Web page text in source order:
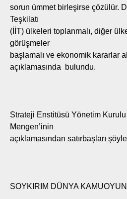
sorun ümmet birleşirse çözülür.
Teşkilatı
(İİT) ülkeleri toplanmalı, diğer
görüşmeler
başlamalı ve ekonomik kararlar
açıklamasında bulundu.
Strateji Enstitüsü Yönetim
Mengen’inin
açıklamasından satırbaşları
SOYKIRIM DÜNYA